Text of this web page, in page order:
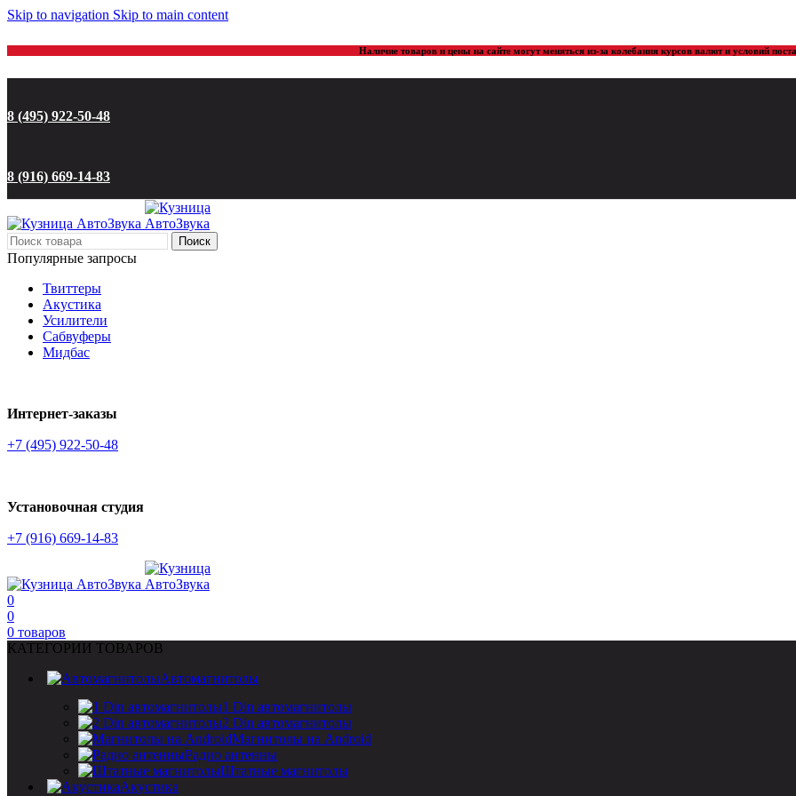
Skip to navigation Skip to main content
Наличие товаров и цены на сайте могут меняться из-за колебания курсов валют и условий
8 (495) 922-50-48
8 (916) 669-14-83
Поиск
Популярные запросы
Твиттеры
Акустика
Усилители
Сабвуферы
Мидбас
Интернет-заказы
+7 (495) 922-50-48
Установочная студия
+7 (916) 669-14-83
0
0
0 товаров
КАТЕГОРИИ ТОВАРОВ
Автомагнитолы
1 Din автомагнитолы
2 Din автомагнитолы
Магнитолы на Android
Радио антенны
Штатные магнитолы
Акустика